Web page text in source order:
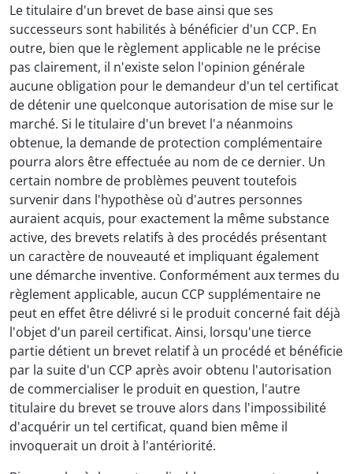
Le titulaire d'un brevet de base ainsi que ses
successeurs sont habilités à bénéficier d'un CCP. En
outre, bien que le règlement applicable ne le précise
pas clairement, il n'existe selon l'opinion générale
aucune obligation pour le demandeur d'un tel certificat
de détenir une quelconque autorisation de mise sur le
marché. Si le titulaire d'un brevet l'a néanmoins
obtenue, la demande de protection complémentaire
pourra alors être effectuée au nom de ce dernier. Un
certain nombre de problèmes peuvent toutefois
survenir dans l'hypothèse où d'autres personnes
auraient acquis, pour exactement la même substance
active, des brevets relatifs à des procédés présentant
un caractère de nouveauté et impliquant également
une démarche inventive. Conformément aux termes du
règlement applicable, aucun CCP supplémentaire ne
peut en effet être délivré si le produit concerné fait déjà
l'objet d'un pareil certificat. Ainsi, lorsqu'une tierce
partie détient un brevet relatif à un procédé et bénéficie
par la suite d'un CCP après avoir obtenu l'autorisation
de commercialiser le produit en question, l'autre
titulaire du brevet se trouve alors dans l'impossibilité
d'acquérir un tel certificat, quand bien même il
invoquerait un droit à l'antériorité.